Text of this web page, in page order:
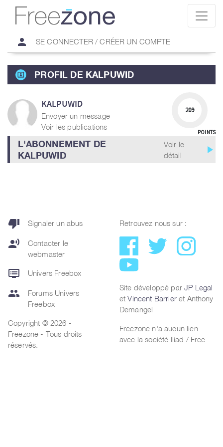
person SE CONNECTER / CRÉER UN COMPTE
PROFIL DE KALPUWID
KALPUWID
Envoyer un message
Voir les publications
209
POINTS
L'ABONNEMENT DE
KALPUWID
Voir le
détail
play_arrow
thumb_down Signaler un abus
record_voice_over
Contacter le
webmaster
dvr Univers Freebox
group
Forums Univers
Freebox
Copyright © 2026 -
Freezone - Tous droits
réservés.
Retrouvez nous sur :
Site développé parJP Legal
etVincent Barrieret Anthony
Demangel
Freezone n'a aucun lien
avec la société Iliad / Free